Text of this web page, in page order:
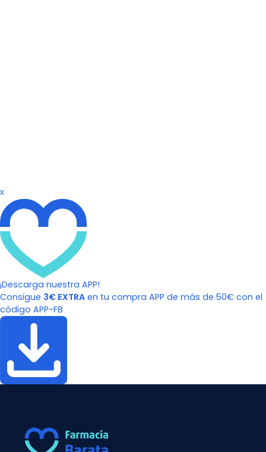
x
¡Descarga nuestra APP!
Consigue 3€ EXTRA en tu compra APP de más de 50€ con el
código APP-FB